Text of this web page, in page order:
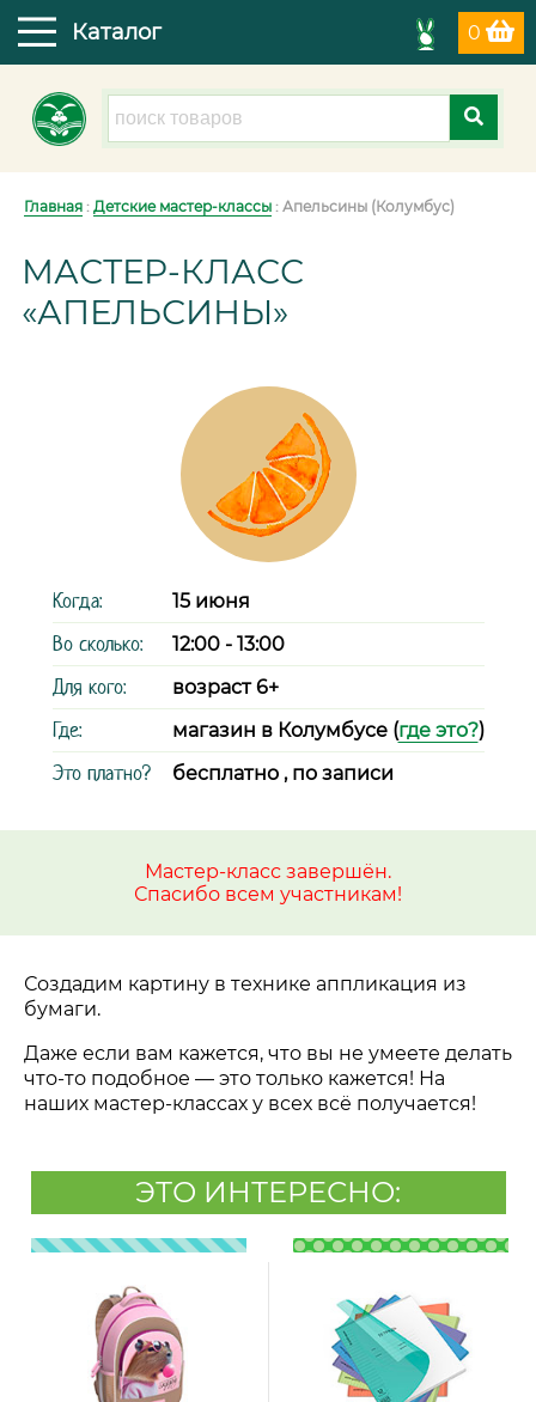
0
Каталог
Главная : Детские мастер-классы : Апельсины (Колумбус)
МАСТЕР-КЛАСС
«АПЕЛЬСИНЫ»
Когда: 15 июня
Во сколько: 12:00 - 13:00
Для кого: возраст 6+
Где: магазин в Колумбусе (где это?)
Это платно? бесплатно , по записи
Мастер-класс завершён.
Спасибо всем участникам!
Создадим картину в технике аппликация из
бумаги.
Даже если вам кажется, что вы не умеете делать
что-то подобное — это только кажется! На
наших мастер-классах у всех всё получается!
ЭТО ИНТЕРЕСНО: